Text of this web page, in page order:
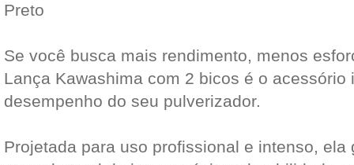
Preto
Se você busca mais rendimento, menos
Lança Kawashima com 2 bicos é o acessório
desempenho do seu pulverizador.
Projetada para uso profissional e intenso,